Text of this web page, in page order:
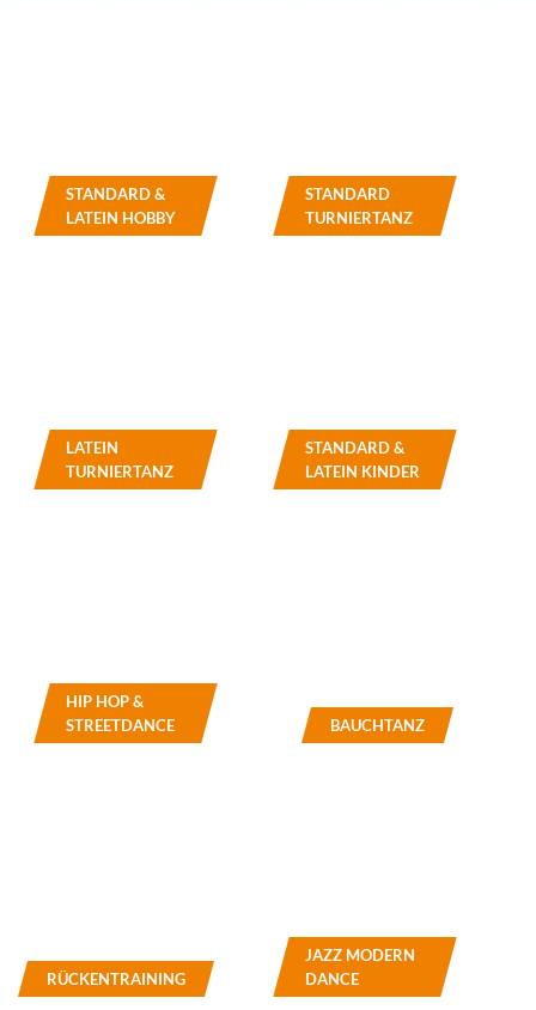
STANDARD &
LATEIN HOBBY
STANDARD
TURNIERTANZ
LATEIN
TURNIERTANZ
STANDARD &
LATEIN KINDER
HIP HOP &
STREETDANCE
BAUCHTANZ
RÜCKENTRAINING
JAZZ MODERN
DANCE